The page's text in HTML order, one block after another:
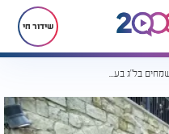
שידור חי
למה שמחים בל"ג בעומר?